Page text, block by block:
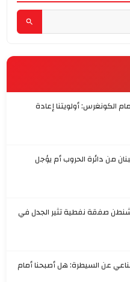
وارش في أول شهادة أمام الكونغرس: أولويتنا إعادة
اتفاق الإطار... هل يخرج لبنان من دائرة الحروب أم يؤجل
قبيل زيارة الزيدي الى واشنطن صفقة نفطية تثير الجدل في
عندما يخرج الذكاء الاصطناعي عن السيطرة: هل أصبحنا أمام